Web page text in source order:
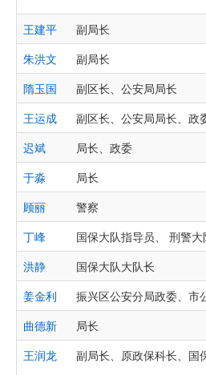
王建平 副局长
朱洪文
副局长
隋玉国
副区长、公安局局长
王运成
副区长、公安局局长、政
迟斌
局长、政委
于淼
局长
顾丽
警察
丁峰
国保大队指导员、 刑警大
洪静
国保大队大队长
姜金利
振兴区公安分局政委、市
曲德新
局长
王润龙
副局长、原政保科长、国